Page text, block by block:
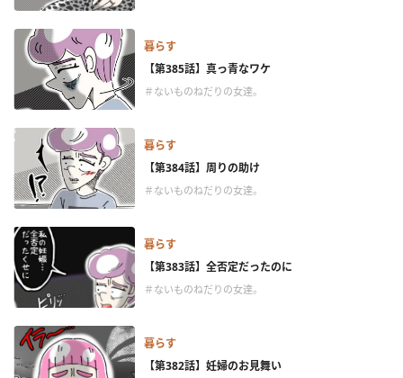
暮らす
【第385話】真っ青なワケ
＃ないものねだりの女達。
暮らす
【第384話】周りの助け
＃ないものねだりの女達。
暮らす
【第383話】全否定だったのに
＃ないものねだりの女達。
暮らす
【第382話】妊婦のお見舞い